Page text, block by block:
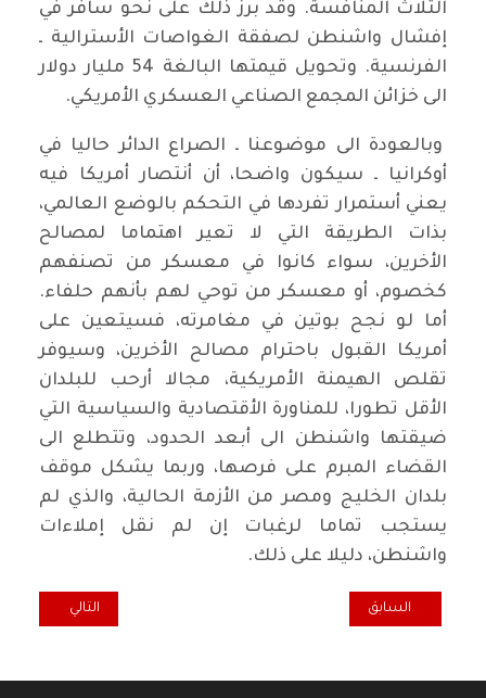
الثلاث المنافسة. وقد برز ذلك على نحو سافر في
إفشال واشنطن لصفقة الغواصات الأسترالية ـ
الفرنسية. وتحويل قيمتها البالغة 54 مليار دولار
الى خزائن المجمع الصناعي العسكري الأمريكي.
وبالعودة الى موضوعنا ـ الصراع الدائر حاليا في
أوكرانيا ـ سيكون واضحا، أن أنتصار أمريكا فيه
يعني أستمرار تفردها في التحكم بالوضع العالمي،
بذات الطريقة التي لا تعير اهتماما لمصالح
الأخرين، سواء كانوا في معسكر من تصنفهم
كخصوم، أو معسكر من توحي لهم بأنهم حلفاء.
أما لو نجح بوتين في مغامرته، فسيتعين على
أمريكا القبول باحترام مصالح الأخرين، وسيوفر
تقلص الهيمنة الأمريكية، مجالا أرحب للبلدان
الأقل تطورا، للمناورة الأقتصادية والسياسية التي
ضيقتها واشنطن الى أبعد الحدود، وتتطلع الى
القضاء المبرم على فرصها، وربما يشكل موقف
بلدان الخليج ومصر من الأزمة الحالية، والذي لم
يستجب تماما لرغبات إن لم نقل إملاءات
واشنطن، دليلا على ذلك.
المقال السابق: توظيف المال في السياسة الخارجية
السابق المقال التالي:
التالي